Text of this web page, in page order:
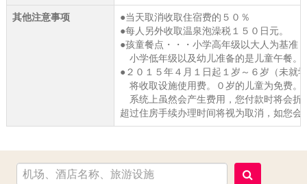
其他注意事项
●当天取消收取住宿费的５０％
●每人另外收取温泉泡澡税１５０日元。
●孩童餐点・・・小学高年级以大人为基准
小学低年级以及幼儿准备的是儿童午餐。
●２０１５年４月１日起１岁～６岁（未就
将收取设施使用费。０岁的儿童为免费。
系统上虽然会产生费用，您付款时将会折
超过住房手续办理时间将视为取消，如您会